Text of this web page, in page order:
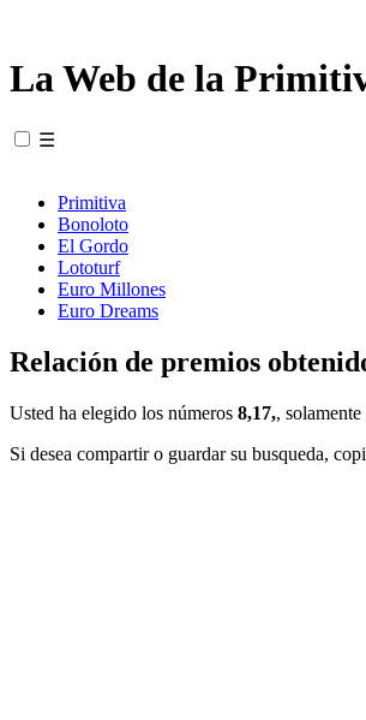
La Web de la
☰
Primitiva
Bonoloto
El Gordo
Lototurf
Euro Millones
Euro Dreams
Relación de premios
Usted ha elegido los números 8,17,,
Si desea compartir o guardar su busqueda,